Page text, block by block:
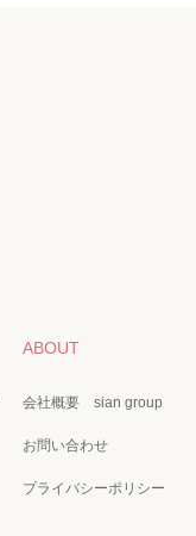
ABOUT
会社概要 sian group
お問い合わせ
プライバシーポリシー